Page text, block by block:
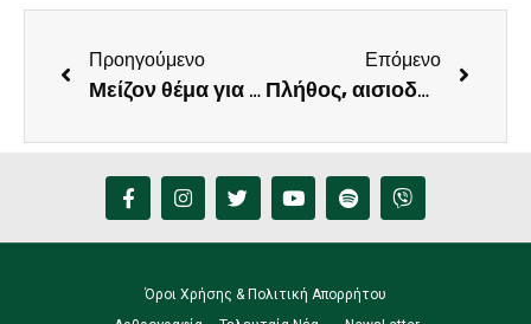
Προηγούμενο
Μείζον θέμα για τη Δημοκρατία ο αποκλεισμός του κόμματος Κασιδιάρη
Επόμενο
Πλήθος, αισιοδοξία και δυναμική στην κοπή της Βασιλόπιτας του Φραγκίσκου Παρασύρη
Όροι Χρήσης & Πολιτική Απορρήτου